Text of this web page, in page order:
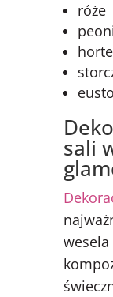
róże
sali